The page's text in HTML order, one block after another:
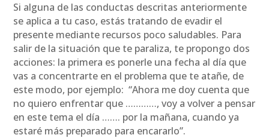
Si alguna de las conductas descritas anteriormente
se aplica a tu caso, estás tratando de evadir el
presente mediante recursos poco saludables. Para
salir de la situación que te paraliza, te propongo dos
acciones: la primera es ponerle una fecha al día que
vas a concentrarte en el problema que te atañe, de
este modo, por ejemplo: “Ahora me doy cuenta que
no quiero enfrentar que …………, voy a volver a pensar
en este tema el día ……. por la mañana, cuando ya
estaré más preparado para encararlo”.